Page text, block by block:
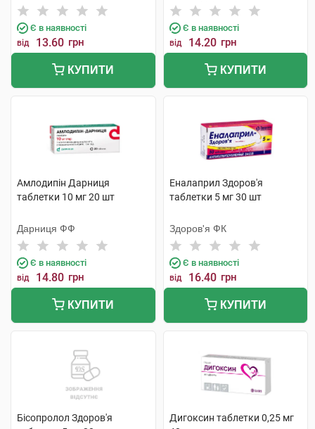
Є в наявності
від 13.60 грн
КУПИТИ
Є в наявності
від 14.20 грн
КУПИТИ
Амлодипін Дарниця
таблетки 10 мг 20 шт
Дарниця ФФ
Є в наявності
від 14.80 грн
КУПИТИ
Еналаприл Здоров'я
таблетки 5 мг 30 шт
Здоров'я ФК
Є в наявності
від 16.40 грн
КУПИТИ
Бісопролол Здоров'я
Дигоксин таблетки 0,25 мг